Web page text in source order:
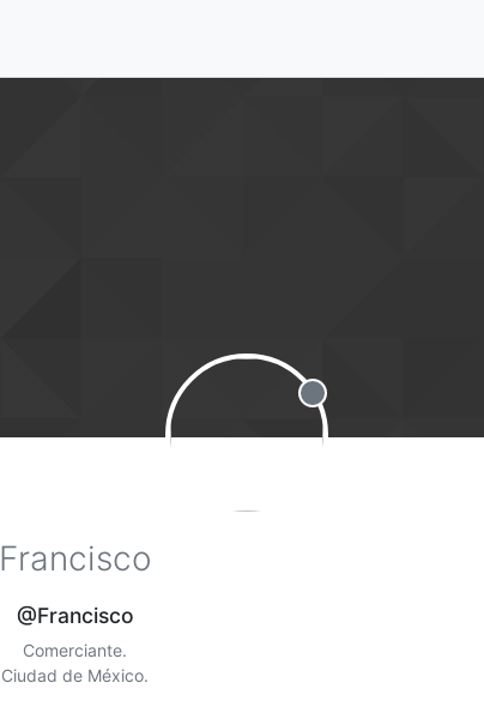
Desconectado
Francisco
@Francisco
Comerciante.
Ciudad de México.